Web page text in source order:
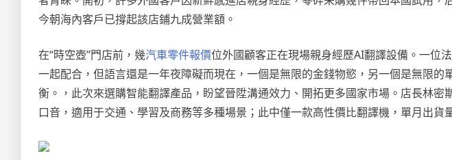
今朝海內客戶已撐起該店鋪九成營業額。
在“時空壺”門店前，幾汽車零件報價位外國顧客正在現場親身經歷AI翻譯設備。一位
一起配合，但語言還是一年夜障礙而現在，一個是無限的金錢物慾，另一個是無限的
衡。，此次來選購智能翻譯產品，盼望晉陞溝通效力、開拓更多國家市場。店長林
口音，適用于交通、學習及商務等多種場景；此中僅一款高性價比翻譯機，單月出貨